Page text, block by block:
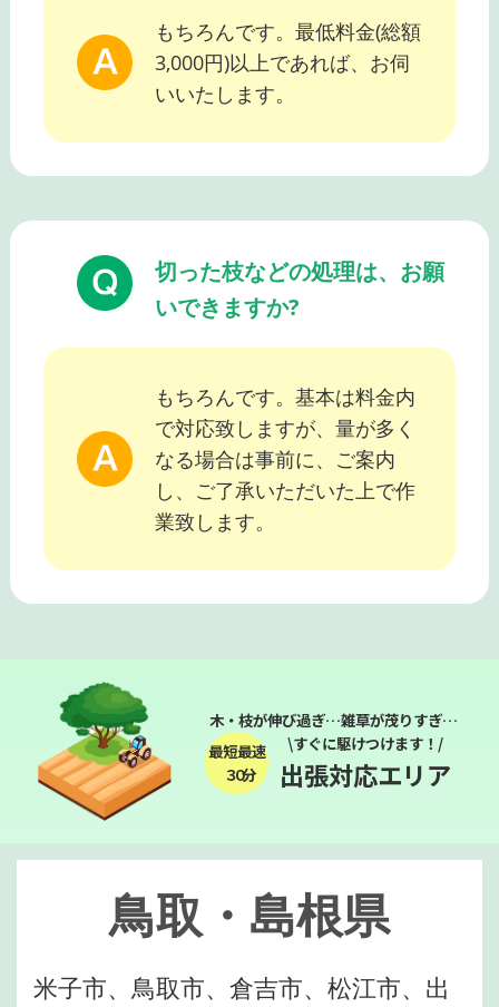
もちろんです。最低料金(総額
3,000円)以上であれば、お伺
いいたします。
切った枝などの処理は、お願
いできますか?
もちろんです。基本は料金内
で対応致しますが、量が多く
なる場合は事前に、ご案内
し、ご了承いただいた上で作
業致します。
木・枝が伸び過ぎ…雑草が茂りすぎ…
最短最速
３０分
\すぐに駆けつけます！/
出張対応エリア
鳥取・島根県
米子市、鳥取市、倉吉市、松江市、出